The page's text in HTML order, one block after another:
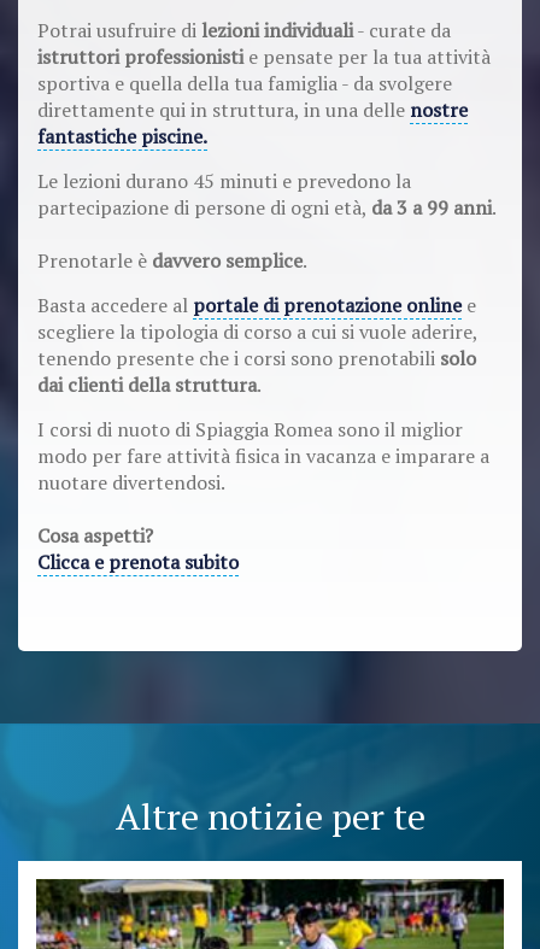
Potrai usufruire dilezioni individuali- curate da
istruttori professionistie pensate per la tua attività
sportiva e quella della tua famiglia - da svolgere
direttamente qui in struttura, in una delle nostre
fantastiche piscine.
Le lezioni durano 45 minuti e prevedono la
partecipazione di persone di ogni età, da 3 a 99 anni.
Prenotarle è davvero semplice.
Basta accedere al portale di prenotazione onlinee
scegliere la tipologia di corso a cui si vuole aderire,
tenendo presente che i corsi sono prenotabili solo
dai clienti della struttura.
I corsi di nuoto di Spiaggia Romea sono il miglior
modo per fare attività fisica in vacanza e imparare a
nuotare divertendosi.
Cosa aspetti?
Clicca e prenota subito
Altre notizie per te